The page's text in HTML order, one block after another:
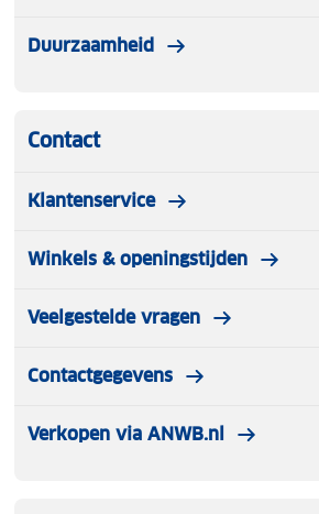
Duurzaamheid
Contact
Klantenservice
Winkels & openingstijden
Veelgestelde vragen
Contactgegevens
Verkopen via ANWB.nl